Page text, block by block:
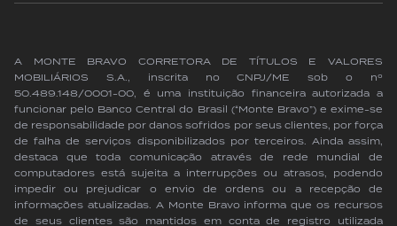
A MONTE BRAVO CORRETORA DE TÍTULOS E VALORES
MOBILIÁRIOS S.A., inscrita no CNPJ/ME sob o nº
50.489.148/0001-00, é uma instituição financeira autorizada a
funcionar pelo Banco Central do Brasil (“Monte Bravo”) e exime-se
de responsabilidade por danos sofridos por seus clientes, por força
de falha de serviços disponibilizados por terceiros. Ainda assim,
destaca que toda comunicação através de rede mundial de
computadores está sujeita a interrupções ou atrasos, podendo
impedir ou prejudicar o envio de ordens ou a recepção de
informações atualizadas. A Monte Bravo informa que os recursos
de seus clientes são mantidos em conta de registro utilizada